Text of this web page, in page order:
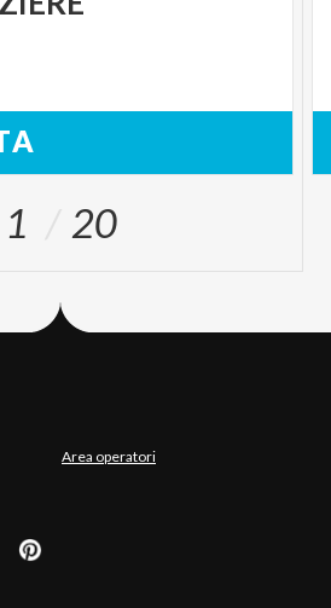
1 20
Area operatori